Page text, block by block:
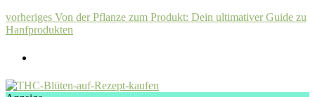
vorheriges Von der Pflanze zum Produkt: Dein ultimativer Guide zu
Hanfprodukten